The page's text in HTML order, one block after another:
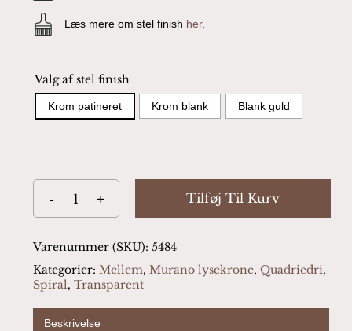
Læs mere om stel finish her.
Valg af stel finish
Krom patineret Krom blank Blank guld
Tilføj Til Kurv
Varenummer (SKU): 5484
Kategorier: Mellem, Murano lysekrone, Quadriedri,
Spiral, Transparent
Beskrivelse